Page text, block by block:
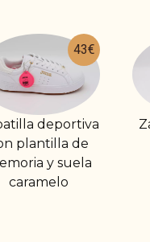
37€
Zapato caballero
con velcro